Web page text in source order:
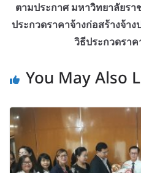
ตามประกาศ มหาวิทยาลัยรา
ประกวดราคาจ้างก่อสร้างจ้า
วิธีประกวดรา
You May Also